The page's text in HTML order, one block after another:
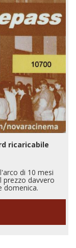
ricaricabile
di 10 mesi
prezzo davvero
domenica.